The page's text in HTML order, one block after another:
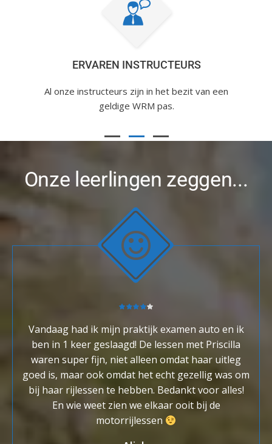
ERVAREN INSTRUCTEURS
Al onze instructeurs zijn in het bezit van een
geldige WRM pas.
Onze leerlingen zeggen...
Vandaag had ik mijn praktijk examen auto en ik
ben in 1 keer geslaagd! De lessen met Priscilla
waren super fijn, niet alleen omdat haar uitleg
goed is, maar ook omdat het echt gezellig was om
bij haar rijlessen te hebben. Bedankt voor alles!
En wie weet zien we elkaar ooit bij de
motorrijlessen